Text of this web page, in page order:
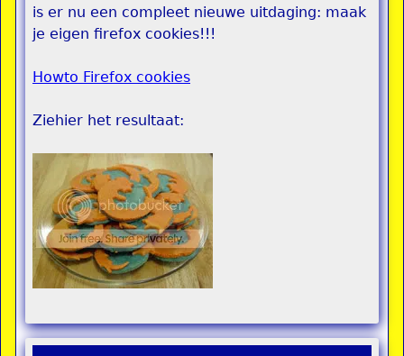
is er nu een compleet nieuwe uitdaging: maak
je eigen firefox cookies!!!
Howto Firefox cookies
Ziehier het resultaat: